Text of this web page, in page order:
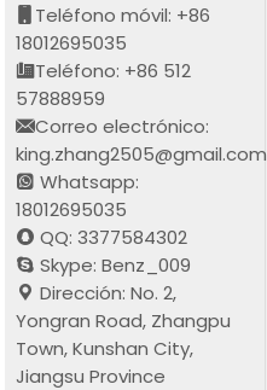
Teléfono móvil: +86
18012695035
Teléfono: +86 512
57888959
Correo electrónico:
king.zhang2505@gmail.com
Whatsapp:
18012695035
QQ: 3377584302
Skype: Benz_009
Dirección: No. 2,
Yongran Road, Zhangpu
Town, Kunshan City,
Jiangsu Province